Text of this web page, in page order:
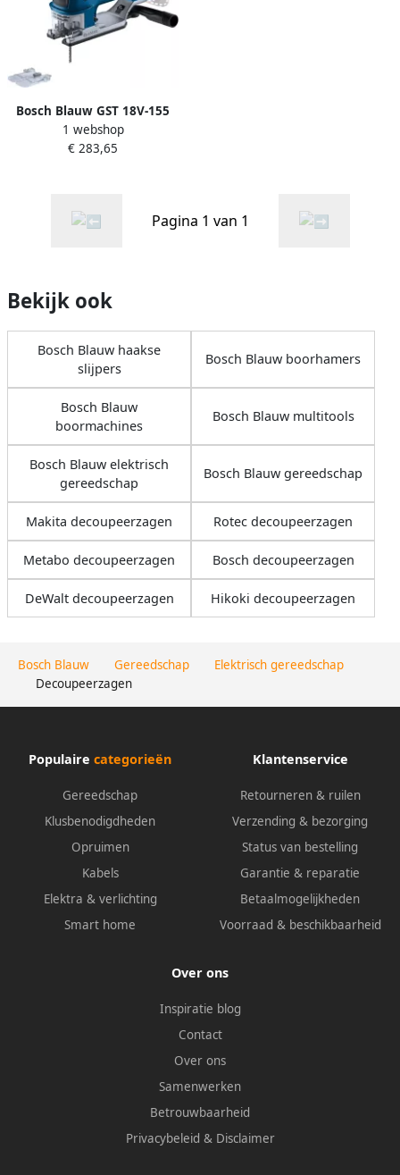
Bosch Blauw Gereedschap
Elektrisch gereedschap
Decoupeerzagen
Bosch Blauw GST 18V-155
BC Accu Decoupeerzaag |
Excl. accu&apos;s en lader |
1 webshop
€ 283,65
Pagina 1 van 1
Bekijk ook
Bosch Blauw haakse
slijpers
Bosch Blauw boorhamers
Bosch Blauw
boormachines
Bosch Blauw multitools
Bosch Blauw elektrisch
gereedschap
Bosch Blauw gereedschap
Makita decoupeerzagen Rotec decoupeerzagen
Metabo decoupeerzagen Bosch decoupeerzagen
DeWalt decoupeerzagen Hikoki decoupeerzagen
Populaire categorieën
Gereedschap
Klusbenodigdheden
Opruimen
Kabels
Elektra & verlichting
Smart home
Klantenservice
Retourneren & ruilen
Verzending & bezorging
Status van bestelling
Garantie & reparatie
Betaalmogelijkheden
Voorraad & beschikbaarheid
Over ons
Inspiratie blog
Contact
Over ons
Samenwerken
Betrouwbaarheid
Privacybeleid & Disclaimer